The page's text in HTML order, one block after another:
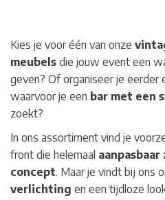
Kies je voor één van onze
meubels die jouw event een
geven? Of organiseer je
waarvoor je een bar met een
zoekt?
In ons assortiment vind je
front die helemaal
concept. Maar je vindt bij ons
verlichting en een tijdloze